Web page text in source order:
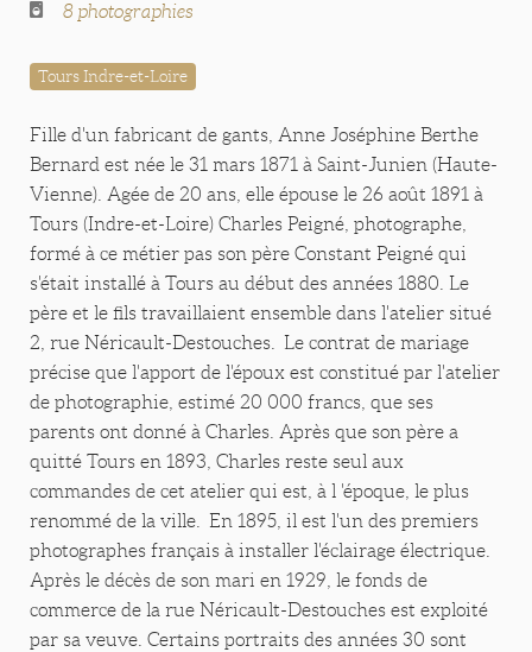
8 photographies
Tours Indre-et-Loire
Fille d'un fabricant de gants, Anne Joséphine Berthe
Bernard est née le 31 mars 1871 à Saint-Junien (Haute-
Vienne). Agée de 20 ans, elle épouse le 26 août 1891 à
Tours (Indre-et-Loire) Charles Peigné, photographe,
formé à ce métier pas son père Constant Peigné qui
s'était installé à Tours au début des années 1880. Le
père et le fils travaillaient ensemble dans l'atelier situé
2, rue Néricault-Destouches. Le contrat de mariage
précise que l'apport de l'époux est constitué par l'atelier
de photographie, estimé 20 000 francs, que ses
parents ont donné à Charles. Après que son père a
quitté Tours en 1893, Charles reste seul aux
commandes de cet atelier qui est, à l 'époque, le plus
renommé de la ville. En 1895, il est l'un des premiers
photographes français à installer l'éclairage électrique.
Après le décès de son mari en 1929, le fonds de
commerce de la rue Néricault-Destouches est exploité
par sa veuve. Certains portraits des années 30 sont